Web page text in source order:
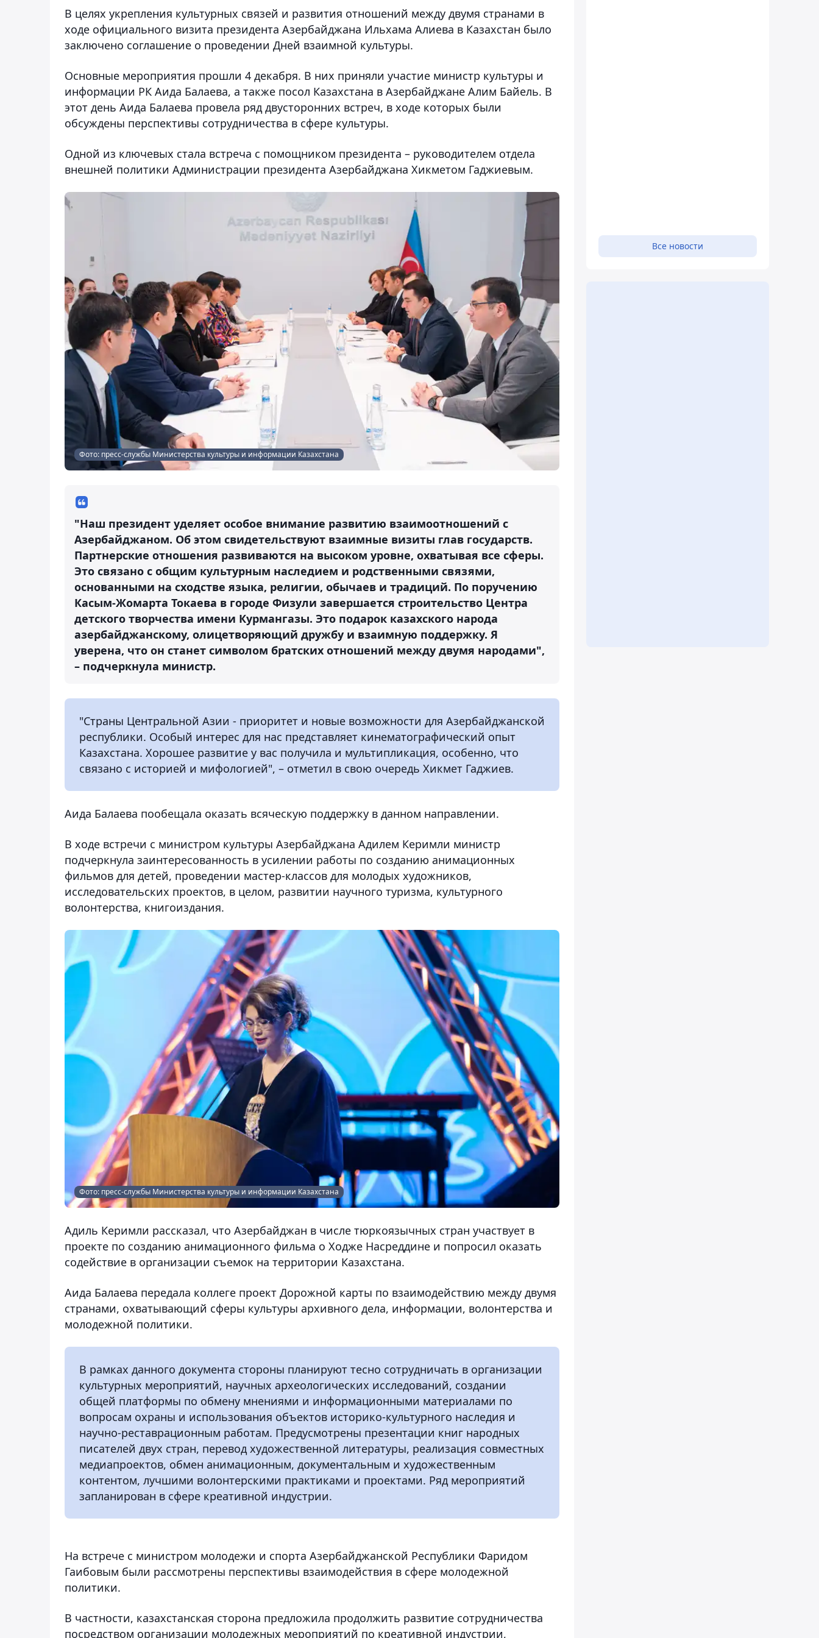
В целях укрепления культурных связей и развития отношений между двумя странами в
ходе официального визита президента Азербайджана Ильхама Алиева в Казахстан было
заключено соглашение о проведении Дней взаимной культуры.
Основные мероприятия прошли 4 декабря. В них приняли участие министр культуры и
информации РК Аида Балаева, а также посол Казахстана в Азербайджане Алим Байель. В
этот день Аида Балаева провела ряд двусторонних встреч, в ходе которых были
обсуждены перспективы сотрудничества в сфере культуры.
Одной из ключевых стала встреча с помощником президента – руководителем отдела
внешней политики Администрации президента Азербайджана Хикметом Гаджиевым.
Фото: пресс-службы Министерства культуры и информации Казахстана
"Наш президент уделяет особое внимание развитию взаимоотношений с
Азербайджаном. Об этом свидетельствуют взаимные визиты глав государств.
Партнерские отношения развиваются на высоком уровне, охватывая все сферы.
Это связано с общим культурным наследием и родственными связями,
основанными на сходстве языка, религии, обычаев и традиций. По поручению
Касым-Жомарта Токаева в городе Физули завершается строительство Центра
детского творчества имени Курмангазы. Это подарок казахского народа
азербайджанскому, олицетворяющий дружбу и взаимную поддержку. Я
уверена, что он станет символом братских отношений между двумя народами",
– подчеркнула министр.
"Страны Центральной Азии - приоритет и новые возможности для Азербайджанской
республики. Особый интерес для нас представляет кинематографический опыт
Казахстана. Хорошее развитие у вас получила и мультипликация, особенно, что
связано с историей и мифологией", – отметил в свою очередь Хикмет Гаджиев.
Аида Балаева пообещала оказать всяческую поддержку в данном направлении.
В ходе встречи с министром культуры Азербайджана Адилем Керимли министр
подчеркнула заинтересованность в усилении работы по созданию анимационных
фильмов для детей, проведении мастер-классов для молодых художников,
исследовательских проектов, в целом, развитии научного туризма, культурного
волонтерства, книгоиздания.
Фото: пресс-службы Министерства культуры и информации Казахстана
Адиль Керимли рассказал, что Азербайджан в числе тюркоязычных стран участвует в
проекте по созданию анимационного фильма о Ходже Насреддине и попросил оказать
содействие в организации съемок на территории Казахстана.
Аида Балаева передала коллеге проект Дорожной карты по взаимодействию между двумя
странами, охватывающий сферы культуры архивного дела, информации, волонтерства и
молодежной политики.
В рамках данного документа стороны планируют тесно сотрудничать в организации
культурных мероприятий, научных археологических исследований, создании
общей платформы по обмену мнениями и информационными материалами по
вопросам охраны и использования объектов историко-культурного наследия и
научно-реставрационным работам. Предусмотрены презентации книг народных
писателей двух стран, перевод художественной литературы, реализация совместных
медиапроектов, обмен анимационным, документальным и художественным
контентом, лучшими волонтерскими практиками и проектами. Ряд мероприятий
запланирован в сфере креативной индустрии.
На встрече с министром молодежи и спорта Азербайджанской Республики Фаридом
Гаибовым были рассмотрены перспективы взаимодействия в сфере молодежной
политики.
В частности, казахстанская сторона предложила продолжить развитие сотрудничества
посредством организации молодежных мероприятий по креативной индустрии,
Все новости